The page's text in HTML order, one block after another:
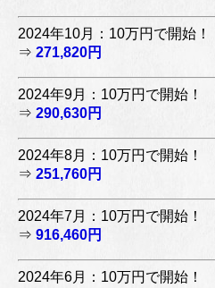
2024年10月：10万円で開始！
⇒ 271,820円
2024年9月：10万円で開始！
⇒ 290,630円
2024年8月：10万円で開始！
⇒ 251,760円
2024年7月：10万円で開始！
⇒ 916,460円
2024年6月：10万円で開始！